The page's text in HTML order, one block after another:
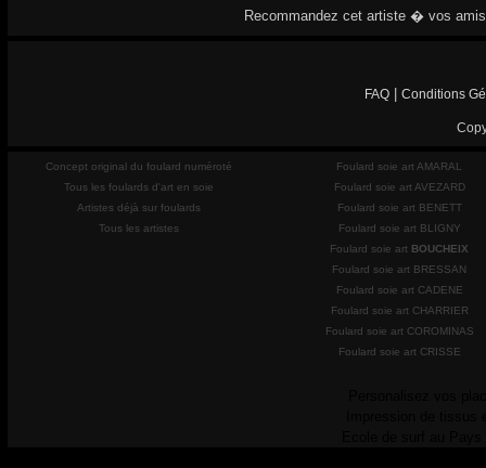
Recommandez cet artiste � vos
FAQ Conditions
Concept original du foulard numéroté
Tous les foulards d'art en soie
Artistes déjà sur foulards
Tous les artistes
Foulard soie art AMARAL
Foulard soie art AVEZARD
Foulard soie art BENETT
Foulard soie art BLIGNY
Foulard soie art BOUCHEIX
Foulard soie art BRESSAN
Foulard soie art CADENE
Foulard soie art CHARRIER
Foulard soie art COROMINAS
Foulard soie art CRISSE